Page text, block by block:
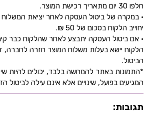
חלפו 30 יום מתאריך רכישת המוצר.
• במקרה של ביטול העסקה לאחר יציאת
יחוייב הלקוח בסכום של 50 ₪.
• אם ביטול העסקה יתבצע לאחר שהלקוח כבר
הלקוח יישא בעלות משלוח המוצר חזרה לחברה,
הביטול.
*התמונות באתר להמחשה בלבד, יכולים להיות
המגיעים בפועל, שינויים אלא אינם עילה לביטול
תגובות: